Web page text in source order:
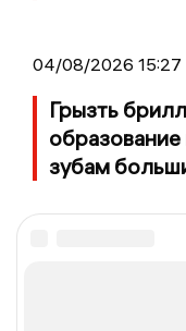
04/08/2026 15:27
Грызть
зубам